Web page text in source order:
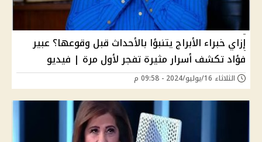
إزاي خبراء الأبراج يتنبؤا بالأحداث قبل وقوعها؟ عبير
فؤاد تكشف أسرار مثيرة تفجر لأول مرة | فيديو
الثلاثاء 16/يوليو/2024 - 09:58 م